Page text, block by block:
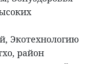
Экотехнологию
район